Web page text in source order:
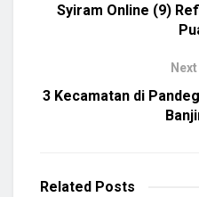
Syiram Online (9)
3 Kecamatan di
Related Posts